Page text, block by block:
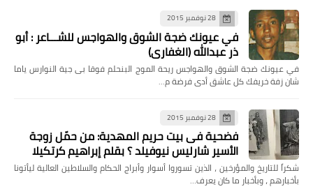
28 نوفمبر 2015
في عيونك ضجة الشوق والهواجس للشـــاعر : أبو
ذر عبدالله (الغفاري)
في عيونك ضجة الشوق والهواجس ريحة الموج البنحلم فوقا بى جية النوارس ياما
شان زفة خريفك كل عاشق أدى فرضة م…
28 نوفمبر 2015
فضحية فى بيت حريم المهدية: من حمّل زوجة
الأسير شارليس نيوفيلد ؟ بقلم إبراهيم كرتكيلا
شكراً للتاريخ والمؤرخين ، الذين تسوروا أسوار وأبراج الحكام والسلاطين العالية ليأتونا
بأخبارهم ، وبأخبار ما كان يعرف…